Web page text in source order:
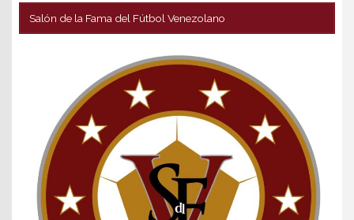
Salón de la Fama del Fútbol Venezolano